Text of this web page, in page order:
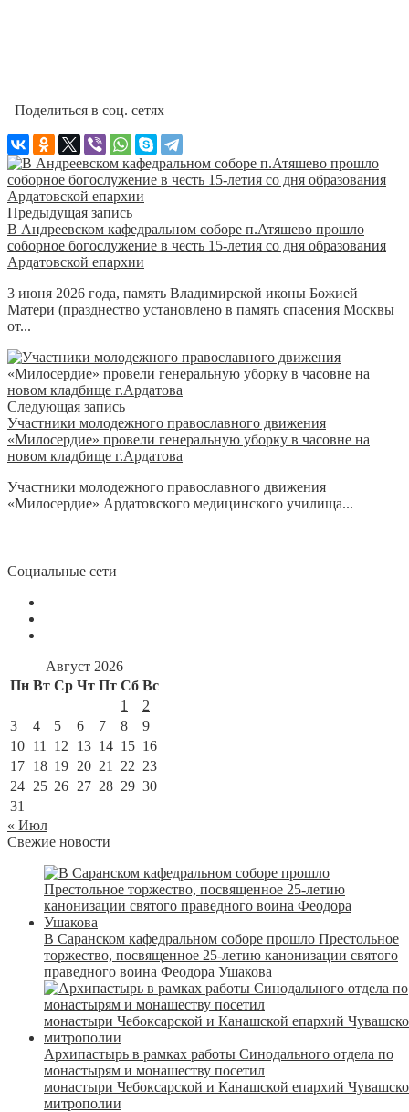
Поделиться в соц. сетях
Предыдущая запись
В Андреевском кафедральном соборе п.Атяшево прошло
соборное богослужение в честь 15-летия со дня образования
Ардатовской епархии
3 июня 2026 года, память Владимирской иконы Божией
Матери (празднество установлено в память спасения Москвы
от...
Следующая запись
Участники молодежного православного движения
«Милосердие» провели генеральную уборку в часовне на
новом кладбище г.Ардатова
Участники молодежного православного движения
«Милосердие» Ардатовского медицинского училища...
Социальные сети
Август 2026
Пн Вт Ср Чт Пт Сб Вс
1
2
3
4 5 6 7 8
9
10 11 12 13 14 15 16
17 18 19 20 21 22 23
24 25 26 27 28 29 30
31
« Июл
Свежие новости
В Саранском кафедральном соборе прошло Престольное
торжество, посвященное 25-летию канонизации святого
праведного воина Феодора Ушакова
Архипастырь в рамках работы Синодального отдела по
монастырям и монашеству посетил
монастыри Чебоксарской и Канашской епархий
митрополии